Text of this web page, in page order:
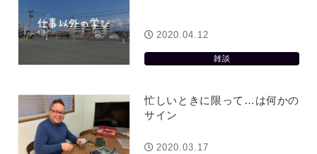
雑談
2020.04.12
忙しいときに限って…は何かの
サイン
2020.03.17